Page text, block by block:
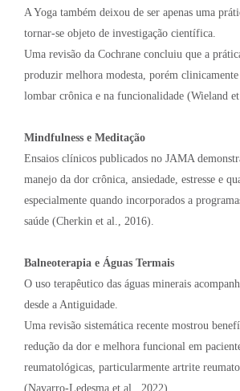
A Yoga também deixou de ser apenas uma
tornar-se objeto de investigação científica.
Uma revisão da Cochrane concluiu que a
produzir melhora modesta, porém
lombar crônica e na funcionalidade (Wieland
Mindfulness e Meditação
Ensaios clínicos publicados no JAMA
manejo da dor crônica, ansiedade, estresse e
especialmente quando incorporados a
saúde (Cherkin et al., 2016).
Balneoterapia e Águas Termais
O uso terapêutico das águas minerais
desde a Antiguidade.
Uma revisão sistemática recente mostrou
redução da dor e melhora funcional em
reumatológicas, particularmente artrite
(Navarro-Ledesma et al., 2022).